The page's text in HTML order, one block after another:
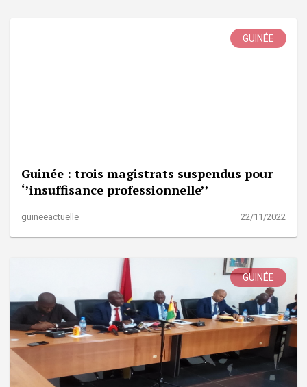
GUINÉE
Guinée : trois magistrats suspendus pour
‘’insuffisance professionnelle’’
guineeactuelle 22/11/2022
GUINÉE